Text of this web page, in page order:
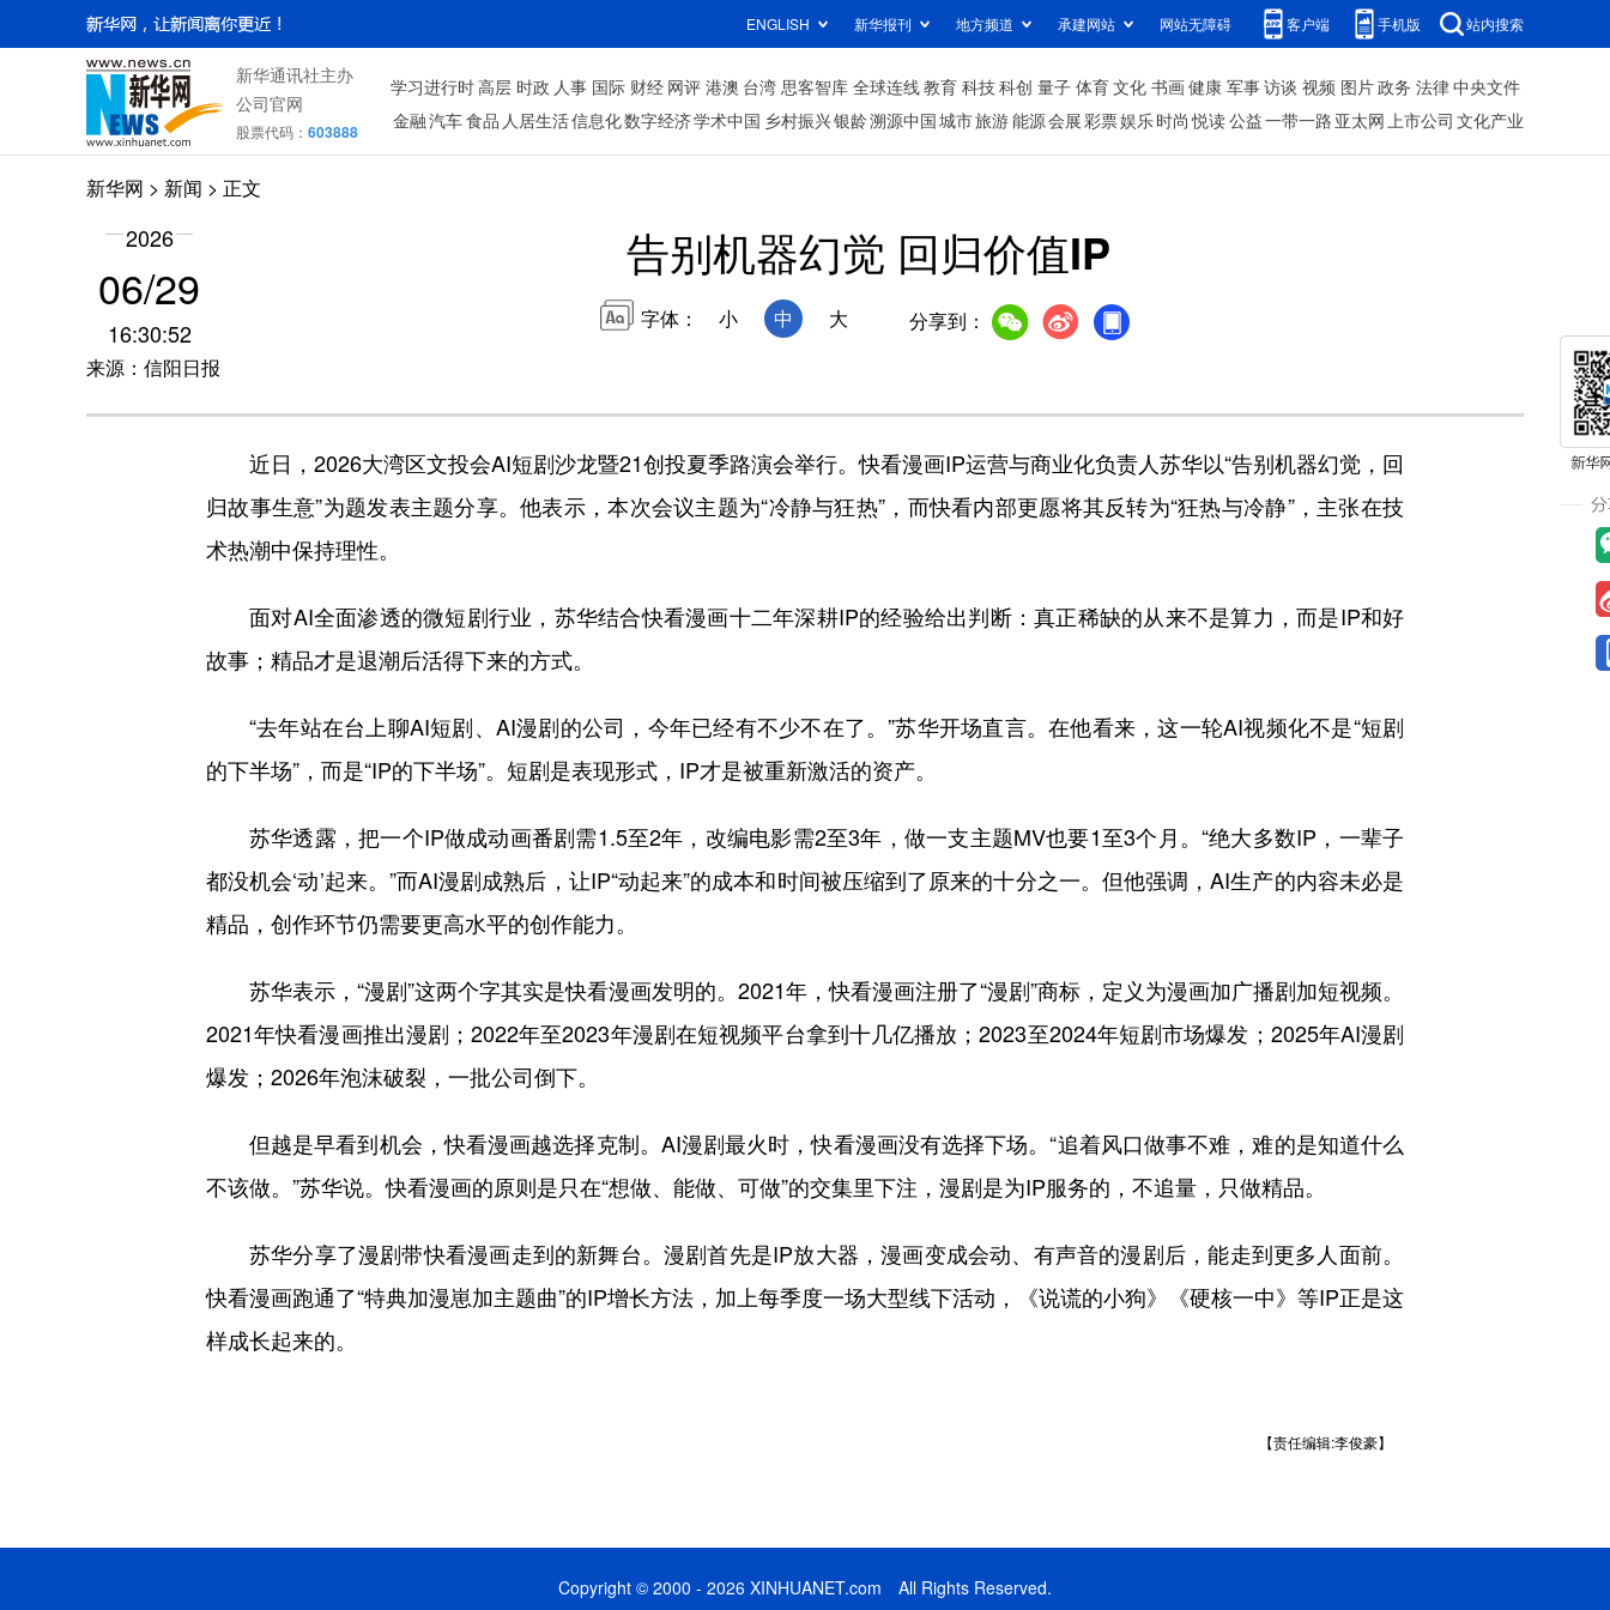
ENGLISH 新华报刊 地方频道 承建网站 网站无障碍 客户端 手机版 站内搜索
新华通讯社主办
公司官网
股票代码： 603888
学习进行时高层 时政 人事 国际 财经 网评 港澳 台湾 思客智库 全球连线教育 科技科创 量子 体育文化 书画健康 军事访谈 视频 图片政务 法律中央文件
金融汽车食品 人居生活信息化数字经济学术中国 乡村振兴银龄溯源中国城市旅游能源会展彩票娱乐时尚 悦读公益一带一路 亚太网上市公司 文化产业
新华网 > 新闻 > 正文
2026
06/29
16:30:52
来源：信阳日报
告别机器幻觉 回归价值IP
字体： 小 中 大 分享到：
近日，2026大湾区文投会AI短剧沙龙暨21创投夏季路演会举行。快看漫画IP运营与商业化负责人苏华以“告别机器幻觉，回
归故事生意”为题发表主题分享。他表示，本次会议主题为“冷静与狂热”，而快看内部更愿将其反转为“狂热与冷静”，主张在技
术热潮中保持理性。
面对AI全面渗透的微短剧行业，苏华结合快看漫画十二年深耕IP的经验给出判断：真正稀缺的从来不是算力，而是IP和好
故事；精品才是退潮后活得下来的方式。
“去年站在台上聊AI短剧、AI漫剧的公司，今年已经有不少不在了。”苏华开场直言。在他看来，这一轮AI视频化不是“短剧
的下半场”，而是“IP的下半场”。短剧是表现形式，IP才是被重新激活的资产。
苏华透露，把一个IP做成动画番剧需1.5至2年，改编电影需2至3年，做一支主题MV也要1至3个月。“绝大多数IP，一辈子
都没机会‘动’起来。”而AI漫剧成熟后，让IP“动起来”的成本和时间被压缩到了原来的十分之一。但他强调，AI生产的内容未必是
精品，创作环节仍需要更高水平的创作能力。
苏华表示，“漫剧”这两个字其实是快看漫画发明的。2021年，快看漫画注册了“漫剧”商标，定义为漫画加广播剧加短视频。
2021年快看漫画推出漫剧；2022年至2023年漫剧在短视频平台拿到十几亿播放；2023至2024年短剧市场爆发；2025年AI漫剧
爆发；2026年泡沫破裂，一批公司倒下。
但越是早看到机会，快看漫画越选择克制。AI漫剧最火时，快看漫画没有选择下场。“追着风口做事不难，难的是知道什么
不该做。”苏华说。快看漫画的原则是只在“想做、能做、可做”的交集里下注，漫剧是为IP服务的，不追量，只做精品。
苏华分享了漫剧带快看漫画走到的新舞台。漫剧首先是IP放大器，漫画变成会动、有声音的漫剧后，能走到更多人面前。
快看漫画跑通了“特典加漫崽加主题曲”的IP增长方法，加上每季度一场大型线下活动，《说谎的小狗》《硬核一中》等IP正是这
样成长起来的。
【责任编辑:李俊豪】
Copyright © 2000 - 2026 XINHUANET.com All Rights Reserved.